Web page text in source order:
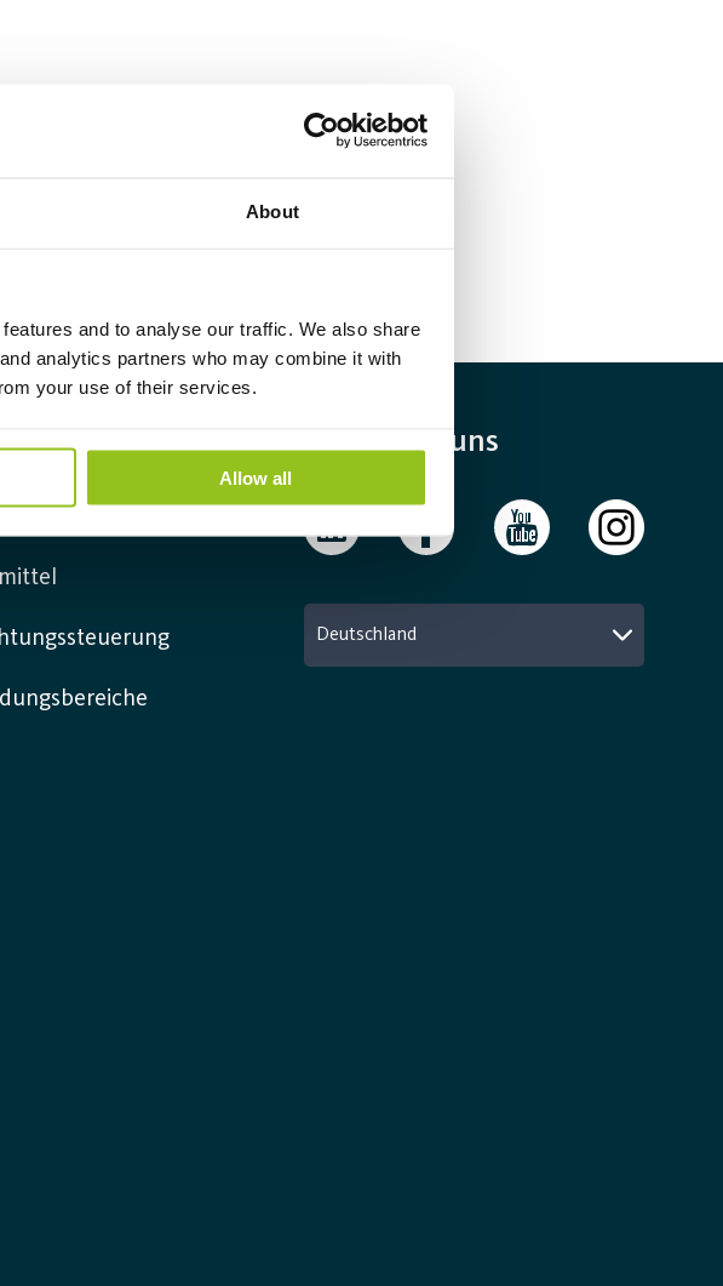
About
and to analyse our traffic. We also share
analytics partners who may combine it with
your use of their services.
Allow all
Folgen Sie uns
Deutschland